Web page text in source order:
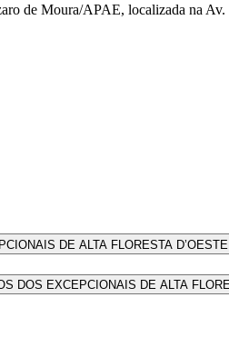
de Moura/APAE, localizada na
DE ALTA FLORESTA
DOS EXCEPCIONAIS DE ALTA